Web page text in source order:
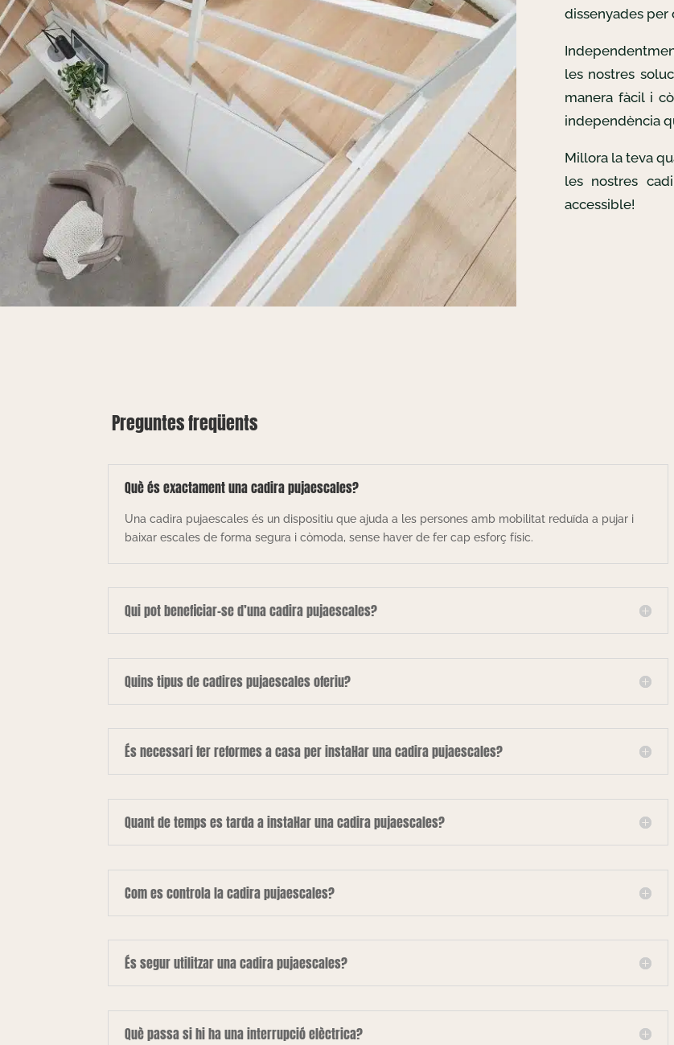
dissenyades per
les nostres
manera fàcil i
independència
Millora la teva
les nostres
accessible!
Preguntes freqüents
Què és exactament una cadira pujaescales?
Una cadira pujaescales és un dispositiu que ajuda a les persones amb mobilitat reduïda a pujar i
baixar escales de forma segura i còmoda, sense haver de fer cap esforç físic.
Qui pot beneficiar-se d’una cadira pujaescales?
Quins tipus de cadires pujaescales oferiu?
És necessari fer reformes a casa per instal·lar una cadira pujaescales?
Quant de temps es tarda a instal·lar una cadira pujaescales?
Com es controla la cadira pujaescales?
És segur utilitzar una cadira pujaescales?
Què passa si hi ha una interrupció elèctrica?